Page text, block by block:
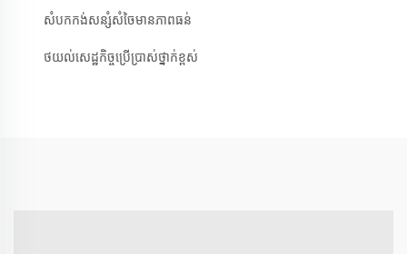
សំបកកង់សន្សំសំចៃមានភាពធន់
ថយល់សេដ្ឋកិច្ចប្រើប្រាស់ថ្នាក់ខ្ពស់